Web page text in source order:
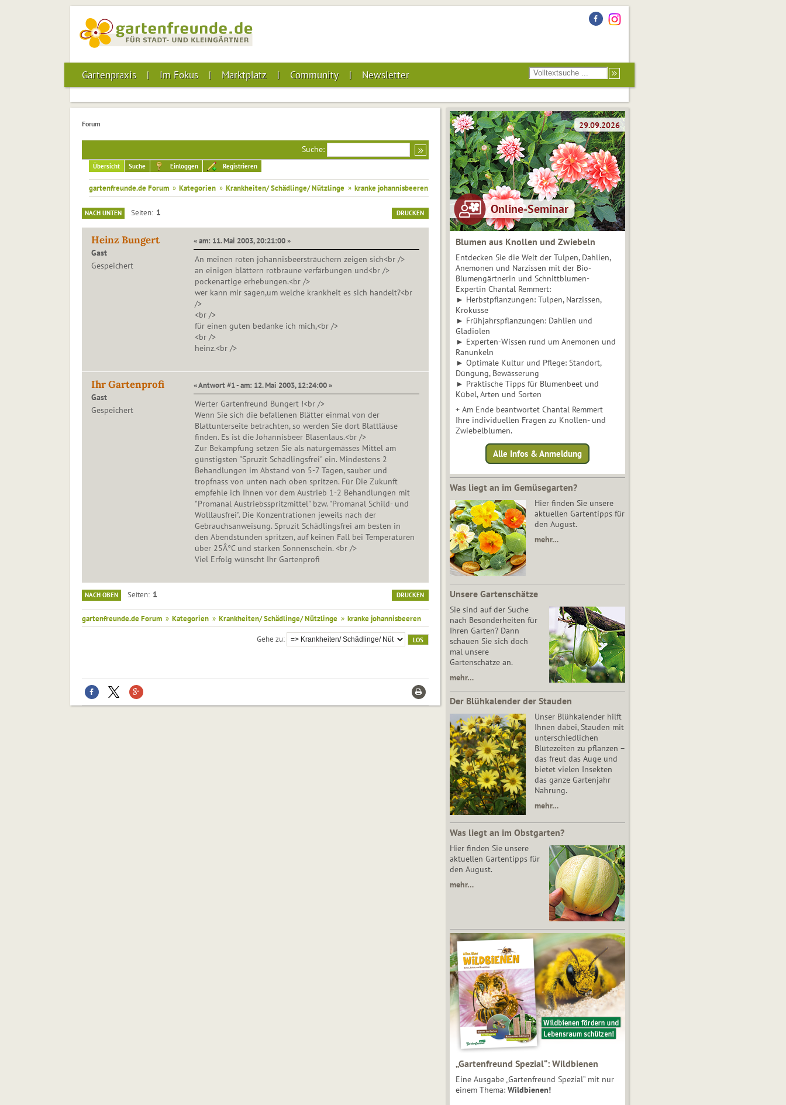
Gartenpraxis Im Fokus Marktplatz Community Newsletter
Forum
Suche:
Übersicht Suche Einloggen Registrieren
gartenfreunde.de Forum » Kategorien » Krankheiten/ Schädlinge/ Nützlinge » kranke johannisbeeren
DRUCKEN
NACH UNTEN Seiten 1
Heinz Bungert
Gast
Gespeichert
« am: 11. Mai 2003, 20:21:00 »
An meinen roten johannisbeersträuchern zeigen sich<br />
an einigen blättern rotbraune verfärbungen und<br />
pockenartige erhebungen.<br />
wer kann mir sagen,um welche krankheit es sich handelt?<br
/>
<br />
für einen guten bedanke ich mich,<br />
<br />
heinz.<br />
Ihr Gartenprofi
Gast
Gespeichert
« Antwort #1 - am: 12. Mai 2003, 12:24:00 »
Werter Gartenfreund Bungert !<br />
Wenn Sie sich die befallenen Blätter einmal von der
Blattunterseite betrachten, so werden Sie dort Blattläuse
finden. Es ist die Johannisbeer Blasenlaus.<br />
Zur Bekämpfung setzen Sie als naturgemässes Mittel am
günstigsten "Spruzit Schädlingsfrei" ein. Mindestens 2
Behandlungen im Abstand von 5-7 Tagen, sauber und
tropfnass von unten nach oben spritzen. Für Die Zukunft
empfehle ich Ihnen vor dem Austrieb 1-2 Behandlungen mit
"Promanal Austriebsspritzmittel" bzw. "Promanal Schild- und
Wolllausfrei". Die Konzentrationen jeweils nach der
Gebrauchsanweisung. Spruzit Schädlingsfrei am besten in
den Abendstunden spritzen, auf keinen Fall bei Temperaturen
über 25Â°C und starken Sonnenschein. <br />
Viel Erfolg wünscht Ihr Gartenprofi
DRUCKEN
NACH OBEN Seiten 1
gartenfreunde.de Forum » Kategorien » Krankheiten/ Schädlinge/ Nützlinge » kranke johannisbeeren
Gehe zu
Blumen aus Knollen und Zwiebeln
Entdecken Sie die Welt der Tulpen, Dahlien,
Anemonen und Narzissen mit der Bio-
Blumengärtnerin und Schnittblumen-
Expertin Chantal Remmert:
► Herbstpflanzungen: Tulpen, Narzissen,
Krokusse
► Frühjahrspflanzungen: Dahlien und
Gladiolen
► Experten-Wissen rund um Anemonen und
Ranunkeln
► Optimale Kultur und Pflege: Standort,
Düngung, Bewässerung
► Praktische Tipps für Blumenbeet und
Kübel, Arten und Sorten
+ Am Ende beantwortet Chantal Remmert
Ihre individuellen Fragen zu Knollen- und
Zwiebelblumen.
Alle Infos & Anmeldung
Was liegt an im Gemüsegarten?
Hier finden Sie unsere
aktuellen Gartentipps für
den August.
mehr…
Unsere Gartenschätze
Sie sind auf der Suche
nach Besonderheiten für
Ihren Garten? Dann
schauen Sie sich doch
mal unsere
Gartenschätze an.
mehr…
Der Blühkalender der Stauden
Unser Blühkalender hilft
Ihnen dabei, Stauden mit
unterschiedlichen
Blütezeiten zu pflanzen –
das freut das Auge und
bietet vielen Insekten
das ganze Gartenjahr
Nahrung.
mehr…
Was liegt an im Obstgarten?
Hier finden Sie unsere
aktuellen Gartentipps für
den August.
mehr…
„Gartenfreund Spezial“: Wildbienen
Eine Ausgabe „Gartenfreund Spezial“ mit nur
einem Thema: Wildbienen!